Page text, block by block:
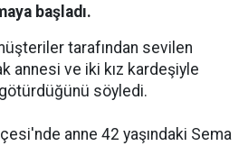
başladı.
tarafından sevilen
annesi ve iki kız kardeşiyle
söyledi.
anne 42 yaşındaki Sema